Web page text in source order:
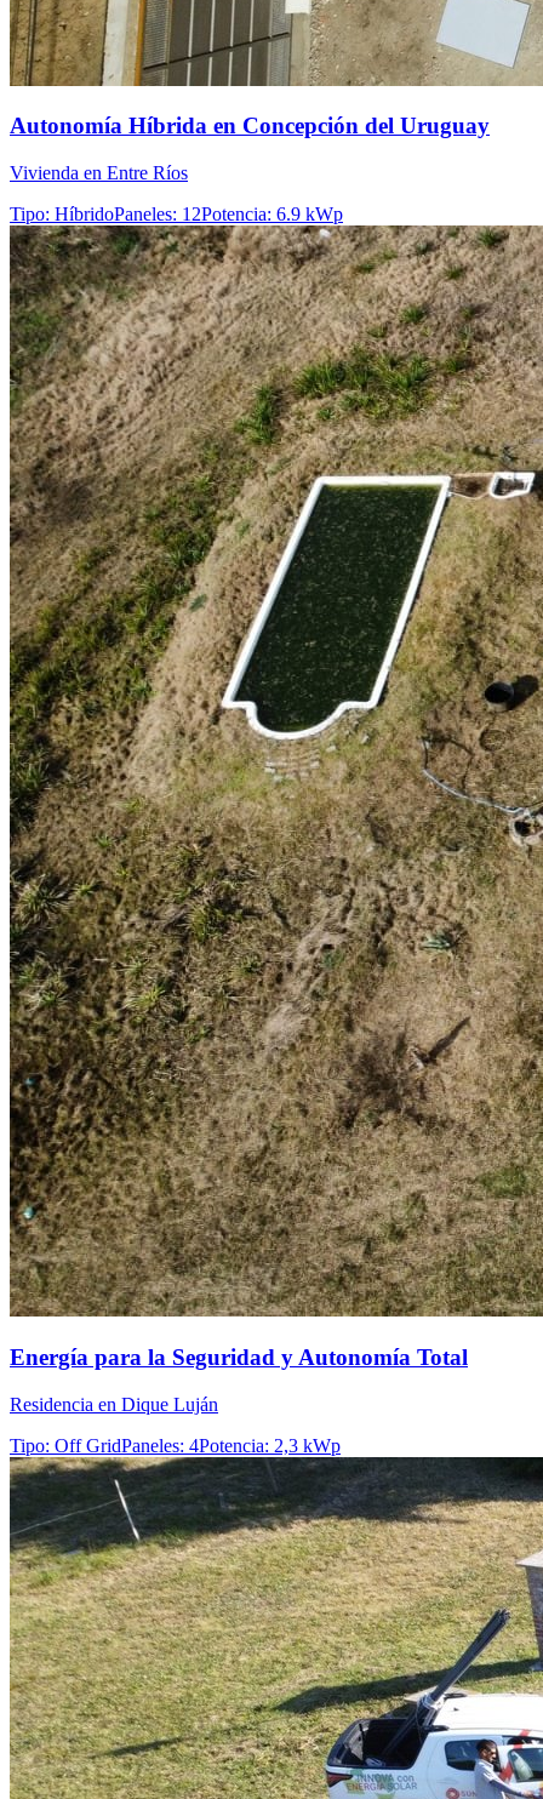
Autonomía Híbrida en Concepción del Uruguay
Vivienda en Entre Ríos
Tipo: HíbridoPaneles: 12Potencia: 6.9 kWp
Energía para la Seguridad y Autonomía Total
Residencia en Dique Luján
Tipo: Off GridPaneles: 4Potencia: 2,3 kWp